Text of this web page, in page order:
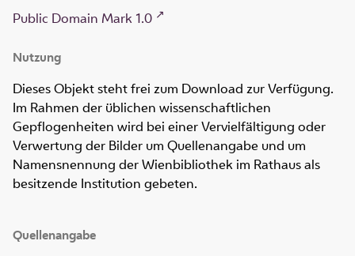
Public Domain Mark 1.0
Nutzung
Dieses Objekt steht frei zum Download zur Verfügung.
Im Rahmen der üblichen wissenschaftlichen
Gepflogenheiten wird bei einer Vervielfältigung oder
Verwertung der Bilder um Quellenangabe und um
Namensnennung der Wienbibliothek im Rathaus als
besitzende Institution gebeten.
Quellenangabe